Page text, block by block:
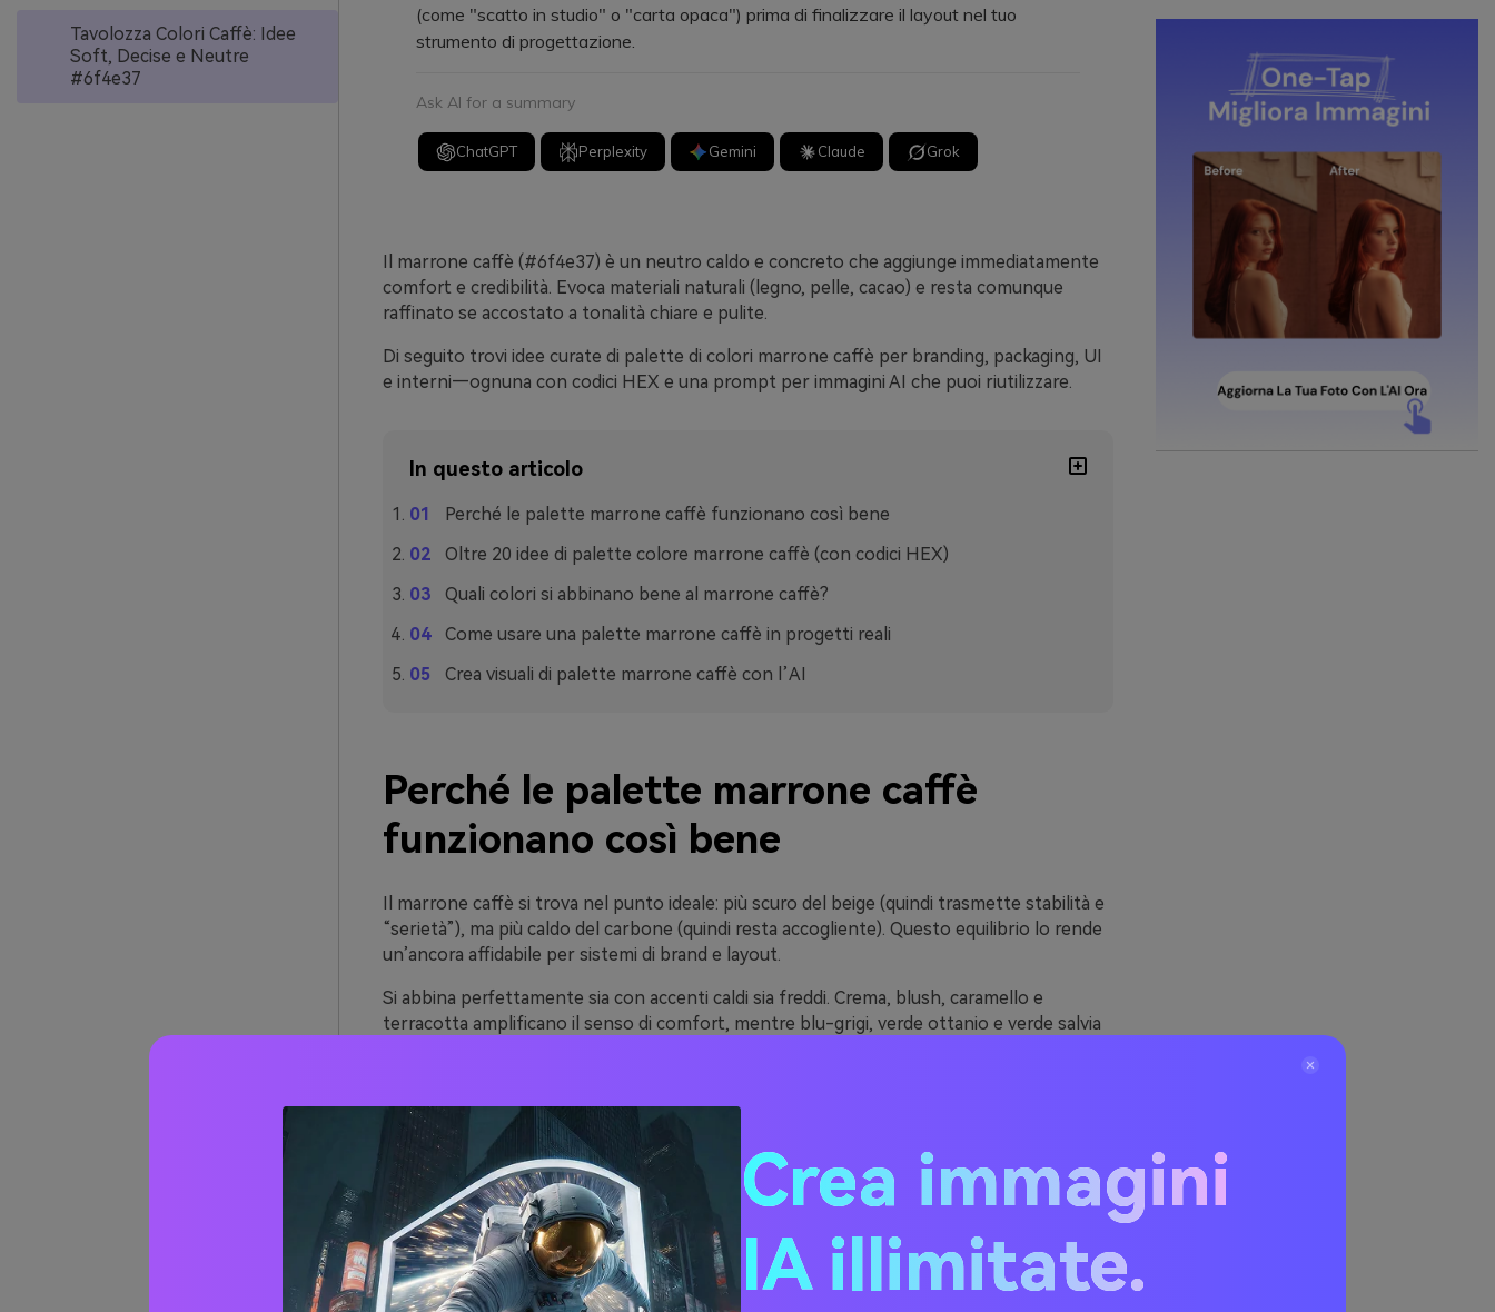
Tavolozza Colori Caffè: Idee
Soft, Decise e Neutre
#6f4e37
(come "scatto in studio" o "carta opaca") prima di finalizzare il layout nel tuo
strumento di progettazione.
Ask AI for a summary
ChatGPT Perplexity Gemini Claude Grok
Il marrone caffè (#6f4e37) è un neutro caldo e concreto che aggiunge immediatamente
comfort e credibilità. Evoca materiali naturali (legno, pelle, cacao) e resta comunque
raffinato se accostato a tonalità chiare e pulite.
Di seguito trovi idee curate di palette di colori marrone caffè per branding, packaging, UI
e interni—ognuna con codici HEX e una prompt per immagini AI che puoi riutilizzare.
In questo articolo
Perché le palette marrone caffè funzionano così bene
Oltre 20 idee di palette colore marrone caffè (con codici HEX)
Quali colori si abbinano bene al marrone caffè?
Come usare una palette marrone caffè in progetti reali
Crea visuali di palette marrone caffè con l’AI
Perché le palette marrone caffè
funzionano così bene
Il marrone caffè si trova nel punto ideale: più scuro del beige (quindi trasmette stabilità e
“serietà”), ma più caldo del carbone (quindi resta accogliente). Questo equilibrio lo rende
un’ancora affidabile per sistemi di brand e layout.
Si abbina perfettamente sia con accenti caldi sia freddi. Crema, blush, caramello e
terracotta amplificano il senso di comfort, mentre blu-grigi, verde ottanio e verde salvia
il legno e la pelle. Anche design semplici risultano più ricchi lasciando che il marrone
trasmetta la sensazione di “materialità”.
Oltre 20 idee di palette colore
marrone caffè (con codici HEX)
Crea immagini
IA illimitate.